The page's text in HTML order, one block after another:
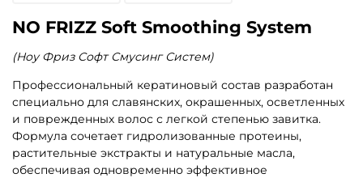
NO FRIZZ Soft Smoothing System
(Ноу Фриз Софт Смусинг Систем)
Профессиональный кератиновый состав разработан
специально для славянских, окрашенных, осветленных
и поврежденных волос с легкой степенью завитка.
Формула сочетает гидролизованные протеины,
растительные экстракты и натуральные масла,
обеспечивая одновременно эффективное